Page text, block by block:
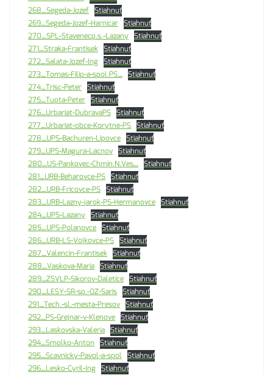
268_Segeda-Jozef Stiahnuť
269_Segeda-Jozef-Harnicar Stiahnuť
270_SPL-Stavenecp.s.-Lazany Stiahnuť
271_Straka-Frantisek Stiahnuť
272_Salata-Jozef-Ing Stiahnuť
273_Tomas-Filip-a-spol.PS_ Stiahnuť
274_Trisc-Peter Stiahnuť
275_Tupta-Peter Stiahnuť
276_Urbariat-DubravaPS Stiahnuť
277_Urbariat-obce-Korytne-PS Stiahnuť
278_UPS-Bachuren-Lipovce Stiahnuť
279_UPS-Magura-Lacnov Stiahnuť
280_US-Pankovec-Chmin.N.Ves_ Stiahnuť
281_URB-Beharovce-PS Stiahnuť
282_URB-Fricovce-PS Stiahnuť
283_URB-Lazny-jarok-PS-Hermanovce Stiahnuť
284_UPS-Lazany Stiahnuť
285_UPS-Polanovce Stiahnuť
286_URB-LS-Vojkovce-PS Stiahnuť
287_Valencin-Frantisek Stiahnuť
288_Vaskova-Maria Stiahnuť
289_ZSVLP-Sikorov-Daletice Stiahnuť
290_LESY-SR-sp.-OZ-Saris Stiahnuť
291_Tech.-sl.-mesta-Presov Stiahnuť
292_PS-Grejnar-v-Klenove Stiahnuť
293_Laskovska-Valeria Stiahnuť
294_Smolko-Anton Stiahnuť
295_Scavnicky-Pavol-a-spol Stiahnuť
296_Lesko-Cyril-Ing Stiahnuť